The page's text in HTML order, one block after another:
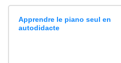
Apprendre le piano seul en
autodidacte